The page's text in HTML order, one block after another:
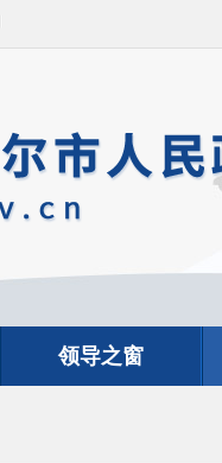
领导之窗